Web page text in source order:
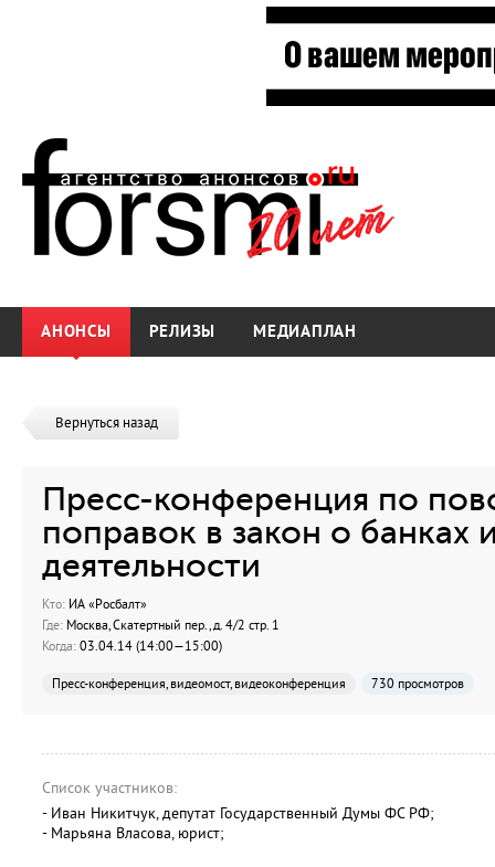
АНОНСЫ РЕЛИЗЫ МЕДИАПЛАН
Вернуться назад
Пресс-конференция по
поправок в закон о банках
деятельности
Кто: ИА «Росбалт»
Где: Москва, Скатертный пер., д. 4/2 стр. 1
Когда: 03.04.14 (14:00—15:00)
Пресс-конференция, видеомост, видеоконференция 730 просмотров
Список участников:
- Иван Никитчук, депутат Государственный Думы ФС РФ;
- Марьяна Власова, юрист;